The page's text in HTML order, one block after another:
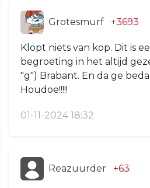
Grotesmurf +3693
Klopt niets van kop. Dit is
begroeting in het altijd
"g") Brabant. En da ge
Houdoe!!!!!
01-11-2024 18:32
Reazuurder +63